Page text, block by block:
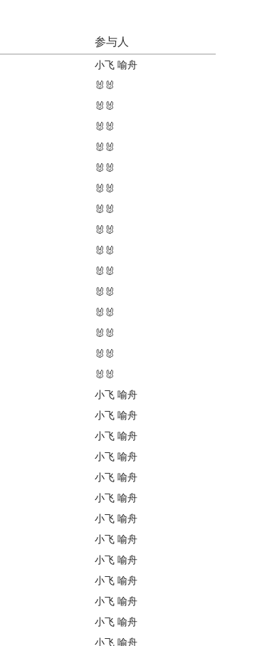
参与人
小飞 喻舟
🐰🐰
🐰🐰
🐰🐰
🐰🐰
🐰🐰
🐰🐰
🐰🐰
🐰🐰
🐰🐰
🐰🐰
🐰🐰
🐰🐰
🐰🐰
🐰🐰
🐰🐰
小飞 喻舟
小飞 喻舟
小飞 喻舟
小飞 喻舟
小飞 喻舟
小飞 喻舟
小飞 喻舟
小飞 喻舟
小飞 喻舟
小飞 喻舟
小飞 喻舟
小飞 喻舟
小飞 喻舟